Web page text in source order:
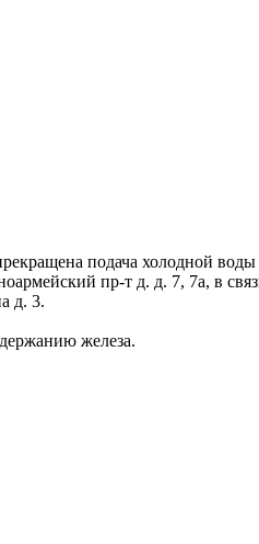
подача холодной
пр-т д. д. 7, 7а, в
д. 3.
железа.